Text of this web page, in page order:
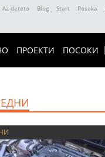
Az-deteto Blog Start Posoka
ПРОЕКТИ ПОСОКИ